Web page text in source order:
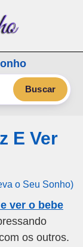
Buscar
E Ver
o Seu Sonho)
ver o bebe
os outros.